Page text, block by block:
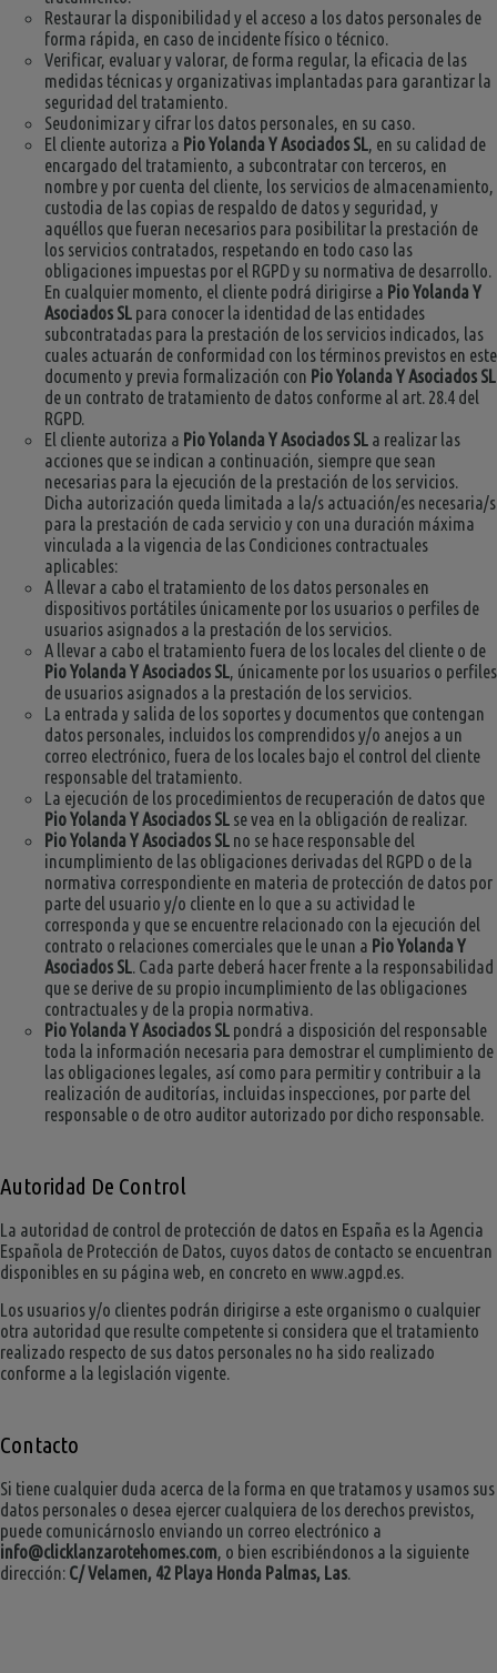
Restaurar la disponibilidad y el acceso a los datos personales de
forma rápida, en caso de incidente físico o técnico.
Verificar, evaluar y valorar, de forma regular, la eficacia de las
medidas técnicas y organizativas implantadas para garantizar la
seguridad del tratamiento.
Seudonimizar y cifrar los datos personales, en su caso.
El cliente autoriza a Pio Yolanda Y Asociados SL
, en su calidad de
encargado del tratamiento, a subcontratar con terceros, en
nombre y por cuenta del cliente, los servicios de almacenamiento,
custodia de las copias de respaldo de datos y seguridad, y
aquéllos que fueran necesarios para posibilitar la prestación de
los servicios contratados, respetando en todo caso las
obligaciones impuestas por el RGPD y su normativa de desarrollo.
En cualquier momento, el cliente podrá dirigirse a Pio Yolanda Y
Asociados SL para conocer la identidad de las entidades
subcontratadas para la prestación de los servicios indicados, las
cuales actuarán de conformidad con los términos previstos en este
documento y previa formalización con Pio Yolanda Y Asociados SL
de un contrato de tratamiento de datos conforme al art. 28.4 del
RGPD.
El cliente autoriza a Pio Yolanda Y Asociados SL a realizar las
acciones que se indican a continuación, siempre que sean
necesarias para la ejecución de la prestación de los servicios.
Dicha autorización queda limitada a la/s actuación/es necesaria/s
para la prestación de cada servicio y con una duración máxima
vinculada a la vigencia de las Condiciones contractuales
aplicables:
A llevar a cabo el tratamiento de los datos personales en
dispositivos portátiles únicamente por los usuarios o perfiles de
usuarios asignados a la prestación de los servicios.
A llevar a cabo el tratamiento fuera de los locales del cliente o de
Pio Yolanda Y Asociados SL
, únicamente por los usuarios o perfiles
de usuarios asignados a la prestación de los servicios.
La entrada y salida de los soportes y documentos que contengan
datos personales, incluidos los comprendidos y/o anejos a un
correo electrónico, fuera de los locales bajo el control del cliente
responsable del tratamiento.
La ejecución de los procedimientos de recuperación de datos que
Pio Yolanda Y Asociados SL se vea en la obligación de realizar.
Pio Yolanda Y Asociados SL no se hace responsable del
incumplimiento de las obligaciones derivadas del RGPD o de la
normativa correspondiente en materia de protección de datos por
parte del usuario y/o cliente en lo que a su actividad le
corresponda y que se encuentre relacionado con la ejecución del
contrato o relaciones comerciales que le unan a Pio Yolanda Y
Asociados SL . Cada parte deberá hacer frente a la responsabilidad
que se derive de su propio incumplimiento de las obligaciones
contractuales y de la propia normativa.
Pio Yolanda Y Asociados SL pondrá a disposición del responsable
toda la información necesaria para demostrar el cumplimiento de
las obligaciones legales, así como para permitir y contribuir a la
realización de auditorías, incluidas inspecciones, por parte del
responsable o de otro auditor autorizado por dicho responsable.
Autoridad De Control
La autoridad de control de protección de datos en España es la Agencia
Española de Protección de Datos, cuyos datos de contacto se encuentran
disponibles en su página web, en concreto en www.agpd.es.
Los usuarios y/o clientes podrán dirigirse a este organismo o cualquier
otra autoridad que resulte competente si considera que el tratamiento
realizado respecto de sus datos personales no ha sido realizado
conforme a la legislación vigente.
Contacto
Si tiene cualquier duda acerca de la forma en que tratamos y usamos sus
datos personales o desea ejercer cualquiera de los derechos previstos,
puede comunicárnoslo enviando un correo electrónico a
info@clicklanzarotehomes.com , o bien escribiéndonos a la siguiente
dirección: C/ Velamen, 42 Playa Honda Palmas, Las